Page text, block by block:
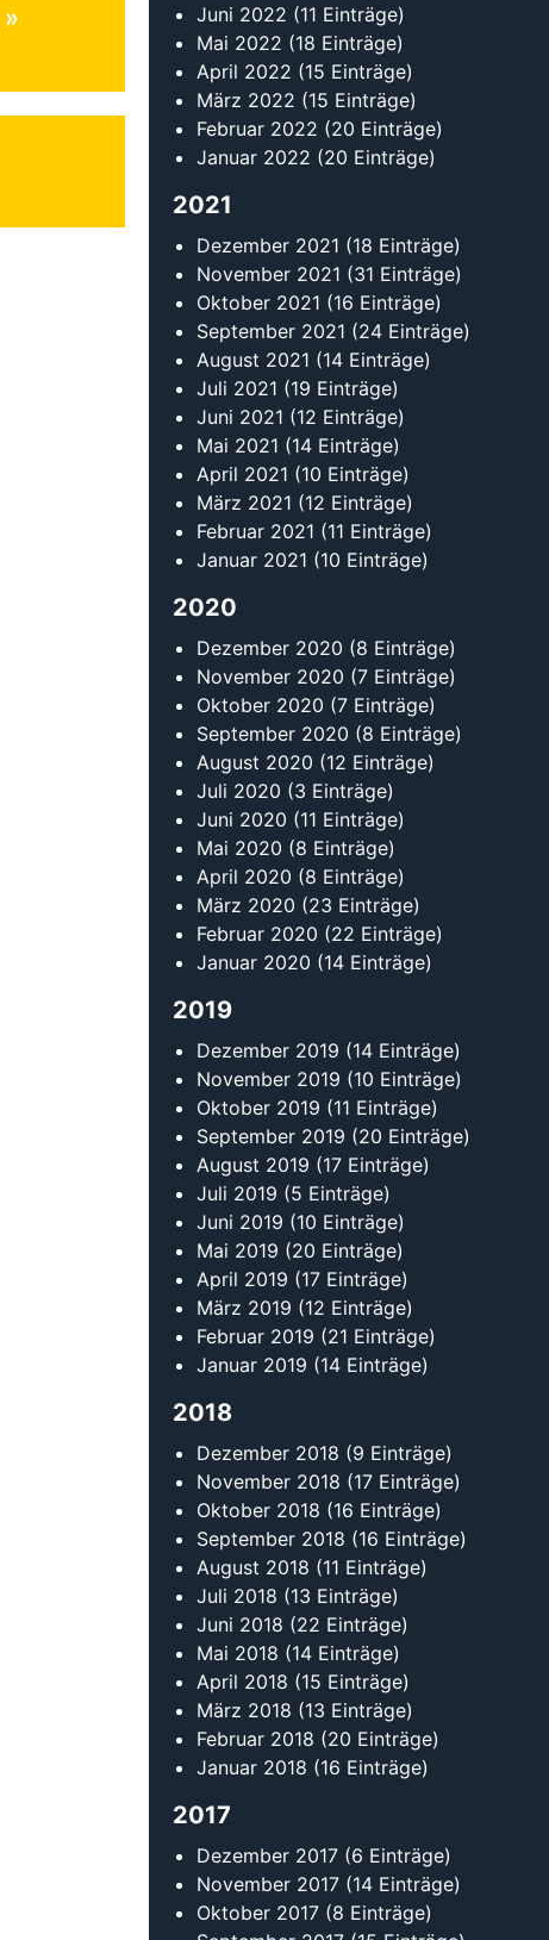
Juni 2022 (11 Einträge)
Mai 2022 (18 Einträge)
April 2022 (15 Einträge)
März 2022 (15 Einträge)
Februar 2022 (20 Einträge)
Januar 2022 (20 Einträge)
2021
Dezember 2021 (18 Einträge)
November 2021 (31 Einträge)
Oktober 2021 (16 Einträge)
September 2021 (24 Einträge)
August 2021 (14 Einträge)
Juli 2021 (19 Einträge)
Juni 2021 (12 Einträge)
Mai 2021 (14 Einträge)
April 2021 (10 Einträge)
März 2021 (12 Einträge)
Februar 2021 (11 Einträge)
Januar 2021 (10 Einträge)
2020
Dezember 2020 (8 Einträge)
November 2020 (7 Einträge)
Oktober 2020 (7 Einträge)
September 2020 (8 Einträge)
August 2020 (12 Einträge)
Juli 2020 (3 Einträge)
Juni 2020 (11 Einträge)
Mai 2020 (8 Einträge)
April 2020 (8 Einträge)
März 2020 (23 Einträge)
Februar 2020 (22 Einträge)
Januar 2020 (14 Einträge)
2019
Dezember 2019 (14 Einträge)
November 2019 (10 Einträge)
Oktober 2019 (11 Einträge)
September 2019 (20 Einträge)
August 2019 (17 Einträge)
Juli 2019 (5 Einträge)
Juni 2019 (10 Einträge)
Mai 2019 (20 Einträge)
April 2019 (17 Einträge)
März 2019 (12 Einträge)
Februar 2019 (21 Einträge)
Januar 2019 (14 Einträge)
2018
Dezember 2018 (9 Einträge)
November 2018 (17 Einträge)
Oktober 2018 (16 Einträge)
September 2018 (16 Einträge)
August 2018 (11 Einträge)
Juli 2018 (13 Einträge)
Juni 2018 (22 Einträge)
Mai 2018 (14 Einträge)
April 2018 (15 Einträge)
März 2018 (13 Einträge)
Februar 2018 (20 Einträge)
Januar 2018 (16 Einträge)
2017
Dezember 2017 (6 Einträge)
November 2017 (14 Einträge)
Oktober 2017 (8 Einträge)